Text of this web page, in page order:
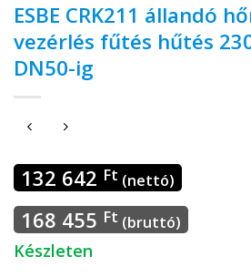
ESBE CRK211 állandó
vezérlés fűtés hűtés
DN50-ig
132 642 Ft (nettó)
168 455 Ft (bruttó)
Készleten